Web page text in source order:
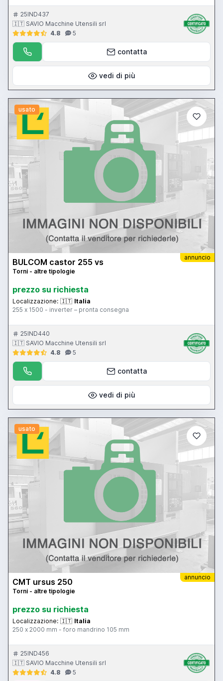
25IND437
🇮🇹 SAVIO Macchine Utensili srl
4.8
5
contatta
vedi di più
usato
annuncio
BULCOM castor 255 vs
Torni - altre tipologie
prezzo su richiesta
Localizzazione: 🇮🇹 Italia
255 x 1500 - inverter – pronta consegna
25IND440
🇮🇹 SAVIO Macchine Utensili srl
4.8
5
contatta
vedi di più
usato
annuncio
CMT ursus 250
Torni - altre tipologie
prezzo su richiesta
Localizzazione: 🇮🇹 Italia
250 x 2000 mm - foro mandrino 105 mm
25IND456
🇮🇹 SAVIO Macchine Utensili srl
4.8
5